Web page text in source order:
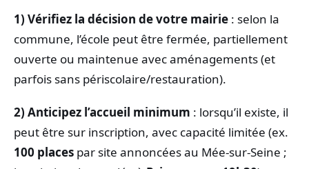
1) Vérifiez la décision de votre mairie : selon la
commune, l’école peut être fermée, partiellement
ouverte ou maintenue avec aménagements (et
parfois sans périscolaire/restauration).
2) Anticipez l’accueil minimum : lorsqu’il existe, il
peut être sur inscription, avec capacité limitée (ex.
100 places par site annoncées au Mée-sur-Seine ;